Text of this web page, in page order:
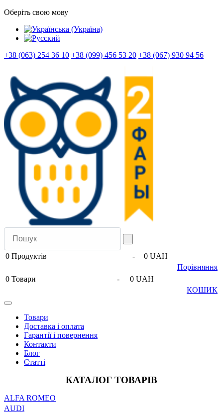
Оберіть свою мову
+38 (063) 254 36 10 +38 (099) 456 53 20 +38 (067) 930 94 56
0 Продуктів -
0 UAH
Порівняння
0 Товари -
0 UAH
КОШИК
Товари
Доставка і оплата
Гарантії і повернення
Контакти
Блог
Статті
КАТАЛОГ ТОВАРІВ
ALFA ROMEO
AUDI